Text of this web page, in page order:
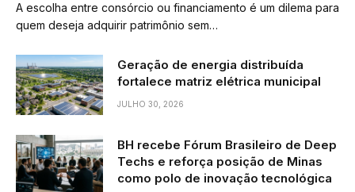
A escolha entre consórcio ou financiamento é um dilema para
quem deseja adquirir patrimônio sem…
Geração de energia distribuída
fortalece matriz elétrica municipal
JULHO 30, 2026
BH recebe Fórum Brasileiro de Deep
Techs e reforça posição de Minas
como polo de inovação tecnológica